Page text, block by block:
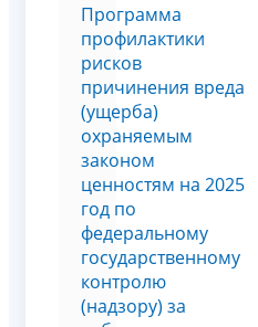
Программа
профилактики
рисков
причинения вреда
(ущерба)
охраняемым
законом
ценностям на 2025
год по
федеральному
государственному
контролю
(надзору) за